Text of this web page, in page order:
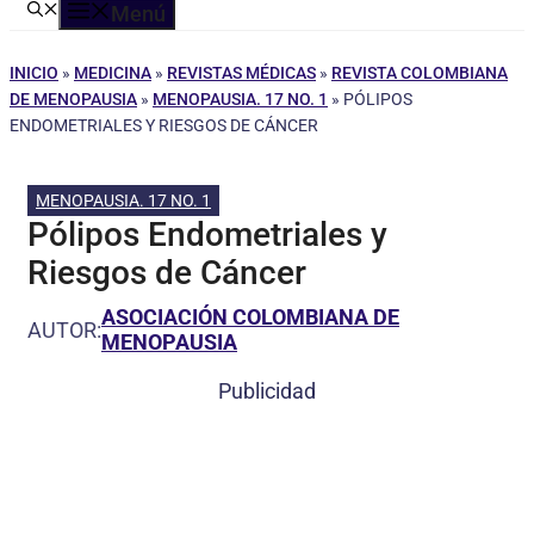
Menú
INICIO » MEDICINA » REVISTAS MÉDICAS » REVISTA COLOMBIANA
DE MENOPAUSIA » MENOPAUSIA. 17 NO. 1 » PÓLIPOS
ENDOMETRIALES Y RIESGOS DE CÁNCER
MENOPAUSIA. 17 NO. 1
Pólipos Endometriales y
Riesgos de Cáncer
AUTOR:ASOCIACIÓN COLOMBIANA DE
MENOPAUSIA
Publicidad